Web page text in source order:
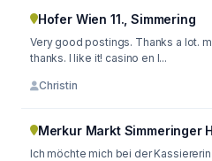
Hofer Wien 11., Simmering
Very good postings. Thanks a lot.
thanks. I like it! casino en l...
Christin
Merkur Markt Simmeringer
Ich möchte mich bei der